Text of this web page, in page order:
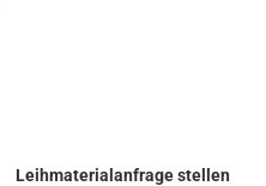
Leihmaterialanfrage stellen